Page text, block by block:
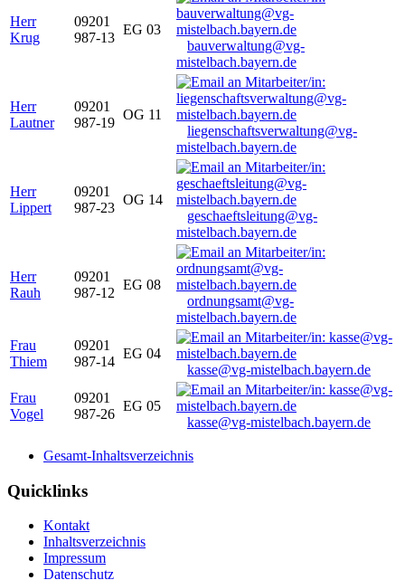
Herr
Krug
09201
987-13
EG 03
bauverwaltung@vg-
mistelbach.bayern.de
Herr
Lautner
09201
987-19
OG 11
liegenschaftsverwaltung@vg-
mistelbach.bayern.de
Herr
Lippert
09201
987-23
OG 14
geschaeftsleitung@vg-
mistelbach.bayern.de
Herr
Rauh
09201
987-12
EG 08
ordnungsamt@vg-
mistelbach.bayern.de
Frau
Thiem
09201
987-14
EG 04
kasse@vg-mistelbach.bayern.de
Frau
Vogel
09201
987-26
EG 05
kasse@vg-mistelbach.bayern.de
Gesamt-Inhaltsverzeichnis
Quicklinks
Kontakt
Inhaltsverzeichnis
Impressum
Datenschutz